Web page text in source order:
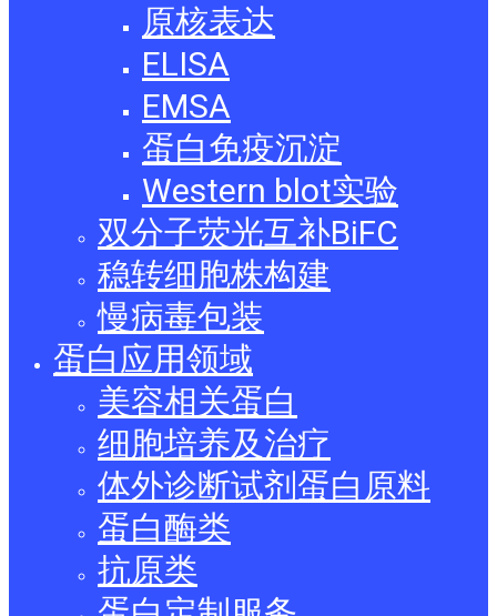
原核表达
ELISA
EMSA
蛋白免疫沉淀
Western blot实验
双分子荧光互补BiFC
稳转细胞株构建
慢病毒包装
蛋白应用领域
美容相关蛋白
细胞培养及治疗
体外诊断试剂蛋白原料
蛋白酶类
抗原类